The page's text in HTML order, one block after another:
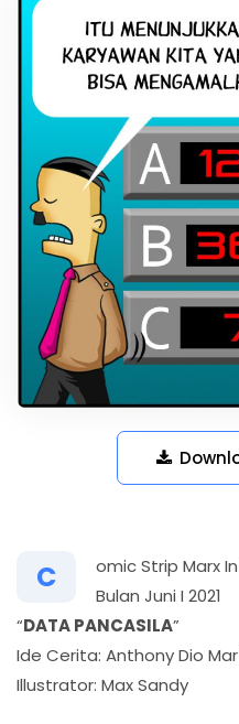
C
omic Strip Marx
Bulan Juni I 2021
“DATA PANCASILA”
Ide Cerita: Anthony Dio
Illustrator: Max Sandy